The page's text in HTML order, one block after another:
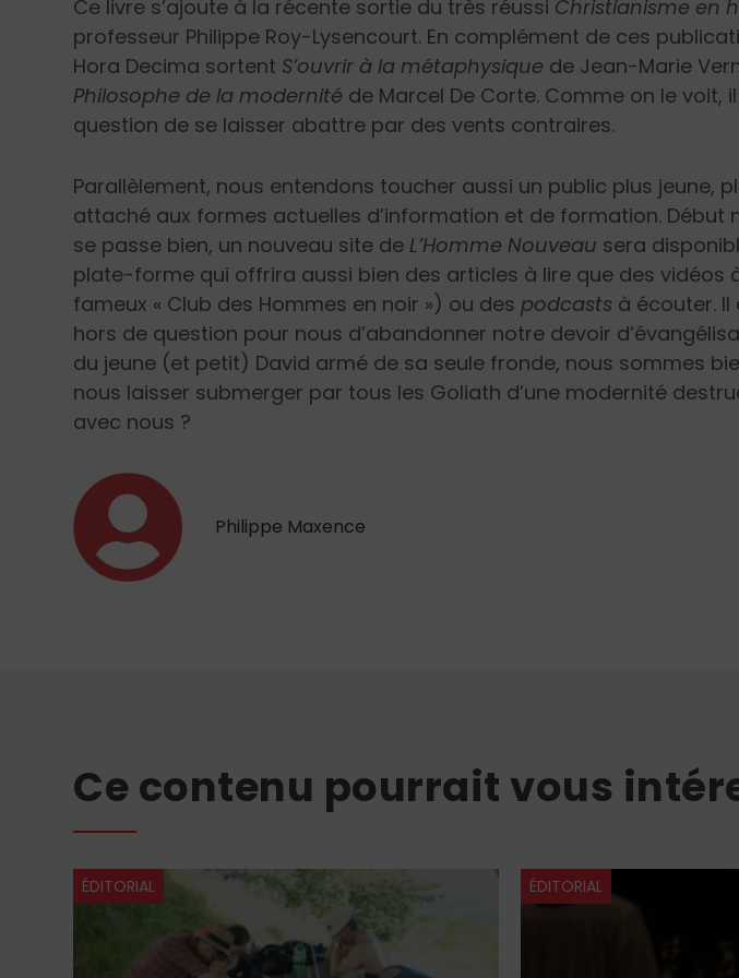
Ce livre s’ajoute à la récente sortie du très réussi Christianisme en
professeur Philippe Roy-Lysencourt. En complément de ces
Hora Decima sortent S’ouvrir à la métaphysique de Jean-Marie
Philosophe de la modernité de Marcel De Corte. Comme on le voit,
question de se laisser abattre par des vents contraires.
Parallèlement, nous entendons toucher aussi un public plus jeune,
attaché aux formes actuelles d’information et de formation. Début
se passe bien, un nouveau site de L’Homme Nouveau sera
plate-forme qui offrira aussi bien des articles à lire que des vidéos
fameux « Club des Hommes en noir ») ou des podcasts à écouter.
hors de question pour nous d’abandonner notre devoir
du jeune (et petit) David armé de sa seule fronde, nous sommes
nous laisser submerger par tous les Goliath d’une modernité
avec nous ?
Philippe Maxence
Ce contenu pourrait vous
ÉDITORIAL ÉDITORIAL